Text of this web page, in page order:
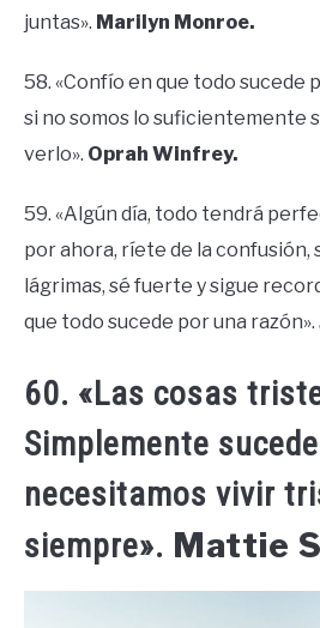
juntas». Marilyn Monroe.
58. «Confío en que todo sucede
si no somos lo suficientemente
verlo». Oprah Winfrey.
59. «Algún día, todo tendrá
por ahora, ríete de la confusión,
lágrimas, sé fuerte y sigue
que todo sucede por una razón».
60. «Las cosas
Simplemente
necesitamos vivir
siempre». Mattie